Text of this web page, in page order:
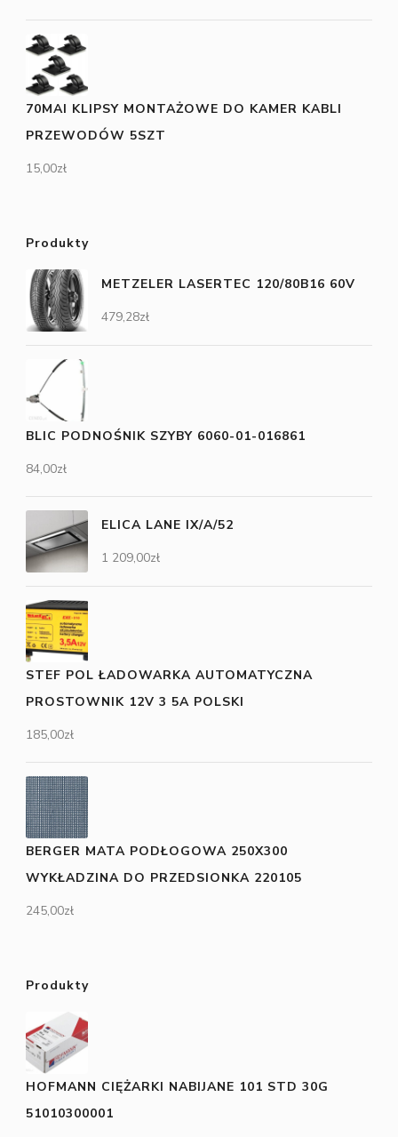
70MAI KLIPSY MONTAŻOWE DO KAMER KABLI
PRZEWODÓW 5SZT
15,00zł
Produkty
METZELER LASERTEC 120/80B16 60V
479,28zł
BLIC PODNOŚNIK SZYBY 6060-01-016861
84,00zł
ELICA LANE IX/A/52
1 209,00zł
STEF POL ŁADOWARKA AUTOMATYCZNA
PROSTOWNIK 12V 3 5A POLSKI
185,00zł
BERGER MATA PODŁOGOWA 250X300
WYKŁADZINA DO PRZEDSIONKA 220105
245,00zł
Produkty
HOFMANN CIĘŻARKI NABIJANE 101 STD 30G
51010300001